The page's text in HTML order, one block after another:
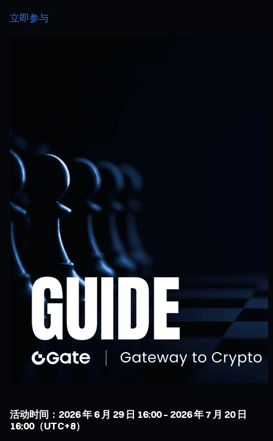
立即参与
活动时间：2026 年 6 月 29 日 16:00 – 2026 年 7 月 20 日
16:00（UTC+8）